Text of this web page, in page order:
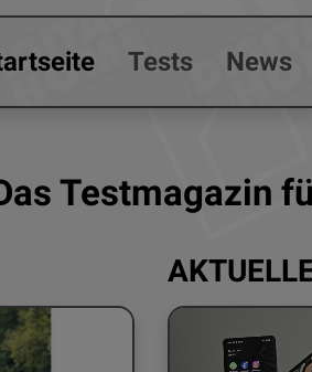
Tests News
Testmagazin